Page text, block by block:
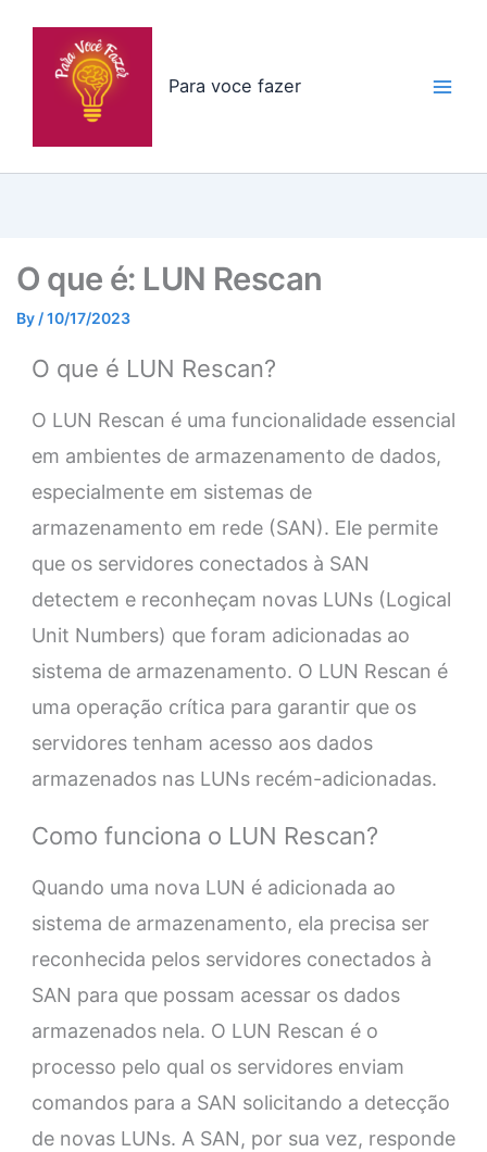
Para voce fazer
O que é: LUN Rescan
By /10/17/2023
O que é LUN Rescan?
O LUN Rescan é uma funcionalidade essencial
em ambientes de armazenamento de dados,
especialmente em sistemas de
armazenamento em rede (SAN). Ele permite
que os servidores conectados à SAN
detectem e reconheçam novas LUNs (Logical
Unit Numbers) que foram adicionadas ao
sistema de armazenamento. O LUN Rescan é
uma operação crítica para garantir que os
servidores tenham acesso aos dados
armazenados nas LUNs recém-adicionadas.
Como funciona o LUN Rescan?
Quando uma nova LUN é adicionada ao
sistema de armazenamento, ela precisa ser
reconhecida pelos servidores conectados à
SAN para que possam acessar os dados
armazenados nela. O LUN Rescan é o
processo pelo qual os servidores enviam
comandos para a SAN solicitando a detecção
de novas LUNs. A SAN, por sua vez, responde